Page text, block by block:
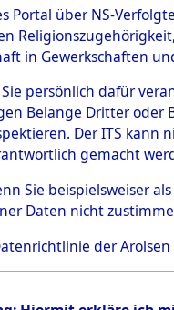
Portal über NS-
in Gewerkschaften
persönlich dafür
Belange Dritter
Der ITS
gemacht
Sie beispielsweiser
Daten nicht
der Arolsen